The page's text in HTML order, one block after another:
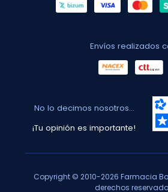
Envíos realizados
No lo decimos nosotros...
¡Tu opinión es importante!
Copyright © 2010-2026 Farmacia
derechos